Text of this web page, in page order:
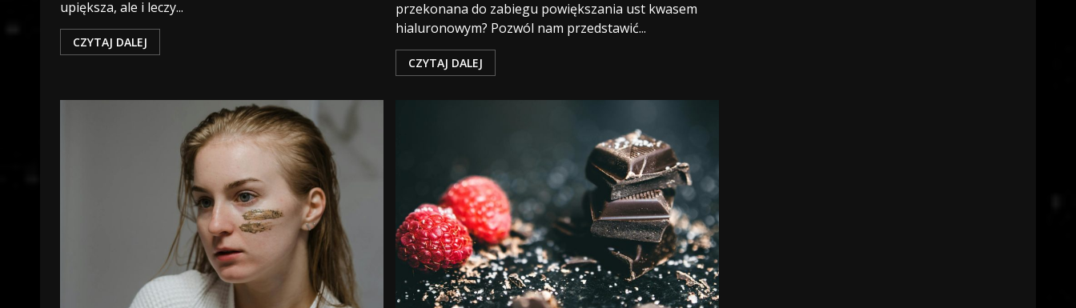
upiększa, ale i leczy...
CZYTAJ DALEJ
przekonana do zabiegu powiększania ust kwasem
hialuronowym? Pozwól nam przedstawić...
CZYTAJ DALEJ